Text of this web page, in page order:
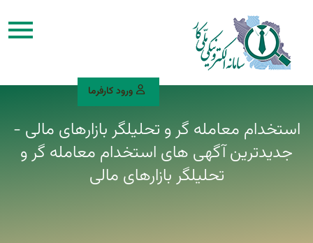
ورود کارفرما
استخدام معامله گر و تحلیلگر بازارهای مالی -
جدیدترین آگهی های استخدام معامله گر و
تحلیلگر بازارهای مالی